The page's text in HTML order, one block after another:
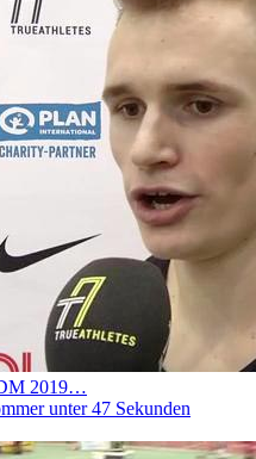
2019…
unter 47 Sekunden